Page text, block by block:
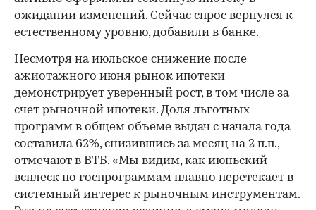
ожидании изменений. Сейчас спрос вернулся к
естественному уровню, добавили в банке.
Несмотря на июльское снижение после
ажиотажного июня рынок ипотеки
демонстрирует уверенный рост, в том числе за
счет рыночной ипотеки. Доля льготных
программ в общем объеме выдач с начала года
составила 62%, снизившись за месяц на 2 п.п.,
отмечают в ВТБ. «Мы видим, как июньский
всплеск по госпрограммам плавно перетекает в
системный интерес к рыночным инструментам.